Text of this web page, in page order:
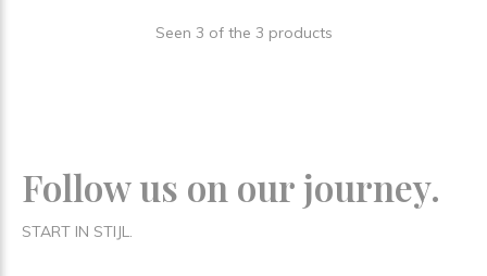
Seen 3 of the 3 products
Follow us on our journey.
START IN STIJL.